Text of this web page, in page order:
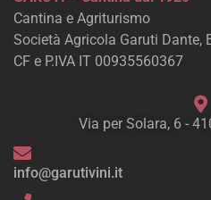
Cantina e Agriturismo
Società Agricola Garuti Dante,
CF e P.IVA IT 00935560367
Via per Solara, 6 -
info@garutivini.it